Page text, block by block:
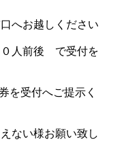
へお越しください
０人前後 で受付を
を受付へご提示く
ない様お願い致し